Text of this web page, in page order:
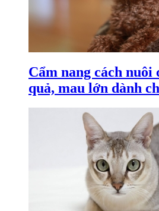
Cẩm nang cách nuôi
quả, mau lớn dành